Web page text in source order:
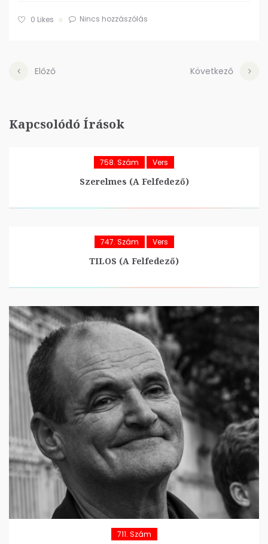
0 Likes Nincs hozzászólás
Előző Következő
Kapcsolódó Írások
758. Szám Vers
Szerelmes (A Felfedező)
747. Szám Vers
TILOS (A Felfedező)
711. Szám